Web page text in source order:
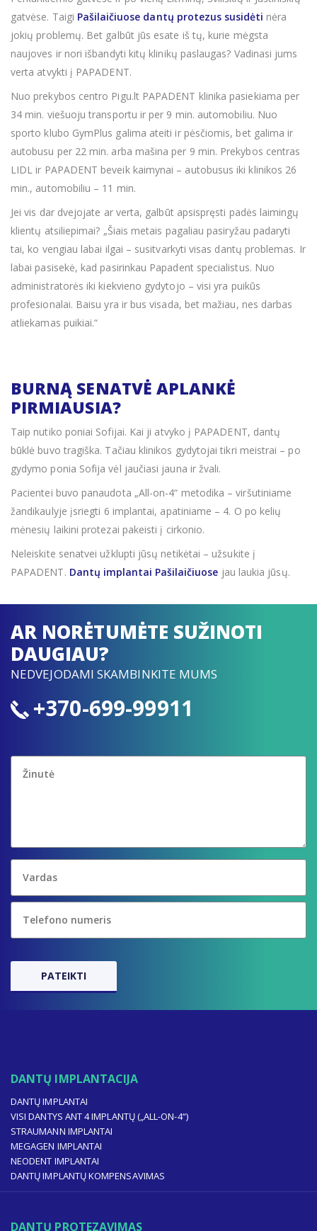
gatvėse. Taigi Pašilaičiuose dantų protezus susidėti nėra
jokių problemų. Bet galbūt jūs esate iš tų, kurie mėgsta
naujoves ir nori išbandyti kitų klinikų paslaugas? Vadinasi jums
verta atvykti į PAPADENT.
Nuo prekybos centro Pigu.lt PAPADENT klinika pasiekiama per
34 min. viešuoju transportu ir per 9 min. automobiliu. Nuo
sporto klubo GymPlus galima ateiti ir pėsčiomis, bet galima ir
autobusu per 22 min. arba mašina per 9 min. Prekybos centras
LIDL ir PAPADENT beveik kaimynai – autobusus iki klinikos 26
min., automobiliu – 11 min.
Jei vis dar dvejojate ar verta, galbūt apsispręsti padės laimingų
klientų atsiliepimai? „Šiais metais pagaliau pasiryžau padaryti
tai, ko vengiau labai ilgai – susitvarkyti visas dantų problemas. Ir
labai pasisekė, kad pasirinkau Papadent specialistus. Nuo
administratorės iki kiekvieno gydytojo – visi yra puikūs
profesionalai. Baisu yra ir bus visada, bet mažiau, nes darbas
atliekamas puikiai.“
BURNĄ SENATVĖ APLANKĖ
PIRMIAUSIA?
Taip nutiko poniai Sofijai. Kai ji atvyko į PAPADENT, dantų
būklė buvo tragiška. Tačiau klinikos gydytojai tikri meistrai – po
gydymo ponia Sofija vėl jaučiasi jauna ir žvali.
Pacientei buvo panaudota „All-on-4“ metodika – viršutiniame
žandikaulyje įsriegti 6 implantai, apatiniame – 4. O po kelių
mėnesių laikini protezai pakeisti į cirkonio.
Neleiskite senatvei užklupti jūsų netikėtai – užsukite į
PAPADENT. Dantų implantai Pašilaičiuose jau laukia jūsų.
AR NORĖTUMĖTE SUŽINOTI
DAUGIAU?
NEDVEJODAMI SKAMBINKITE MUMS
+370-699-99911
DANTŲ IMPLANTACIJA
DANTŲ IMPLANTAI
VISI DANTYS ANT 4 IMPLANTŲ („ALL-ON-4“)
STRAUMANN IMPLANTAI
MEGAGEN IMPLANTAI
NEODENT IMPLANTAI
DANTŲ IMPLANTŲ KOMPENSAVIMAS
DANTŲ PROTEZAVIMAS